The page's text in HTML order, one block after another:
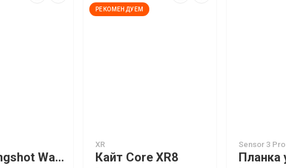
Кайт Slingshot Wave SST
РЕКОМЕНДУЕМ
XR
Кайт Core XR8
Sensor 3 Pro